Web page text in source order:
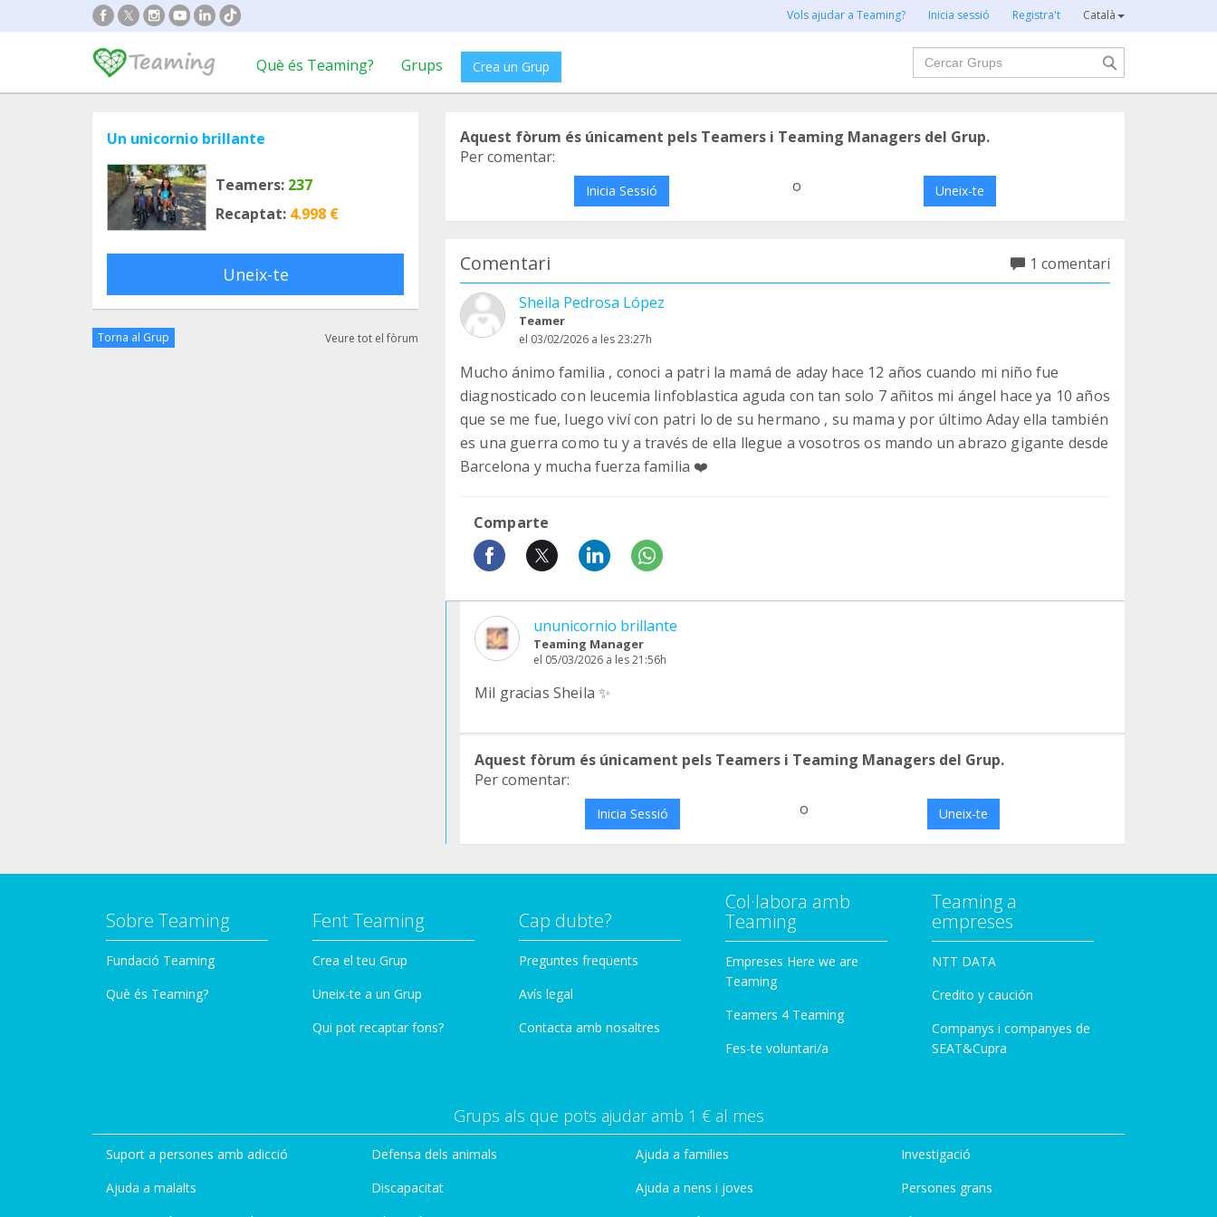
Vols ajudar a Teaming? Inicia sessió Registra't Català
Què és Teaming? Grups Crea un Grup
Cercar
Un unicornio brillante
Teamers: 237
Recaptat: 4.998 €
Uneix-te
Torna al Grup Veure tot el fòrum
Aquest fòrum és únicament pels Teamers i Teaming Managers del Grup.
Per comentar:
Inicia Sessió o Uneix-te
Comentari
1 comentari
Sheila Pedrosa López
Teamer
el 03/02/2026 a les 23:27h
Mucho ánimo familia , conoci a patri la mamá de aday hace 12 años cuando mi niño fue
diagnosticado con leucemia linfoblastica aguda con tan solo 7 añitos mi ángel hace ya 10 años
que se me fue, luego viví con patri lo de su hermano , su mama y por último Aday ella también
es una guerra como tu y a través de ella llegue a vosotros os mando un abrazo gigante desde
Barcelona y mucha fuerza familia ❤️
Comparte
ununicornio brillante
Teaming Manager
el 05/03/2026 a les 21:56h
Mil gracias Sheila ✨️
Aquest fòrum és únicament pels Teamers i Teaming Managers del Grup.
Per comentar:
Inicia Sessió o Uneix-te
Sobre Teaming
Fundació Teaming
Què és Teaming?
Fent Teaming
Crea el teu Grup
Uneix-te a un Grup
Qui pot recaptar fons?
Cap dubte?
Preguntes freqüents
Avís legal
Contacta amb nosaltres
Col·labora amb
Teaming
Empreses Here we are
Teaming
Teamers 4 Teaming
Fes-te voluntari/a
Teaming a
empreses
NTT DATA
Credito y caución
Companys i companyes de
SEAT&Cupra
Grups als que pots ajudar amb 1 € al mes
Suport a persones amb adicció
Ajuda a malalts
Defensa dels animals
Discapacitat
Ajuda a families
Ajuda a nens i joves
Investigació
Persones grans